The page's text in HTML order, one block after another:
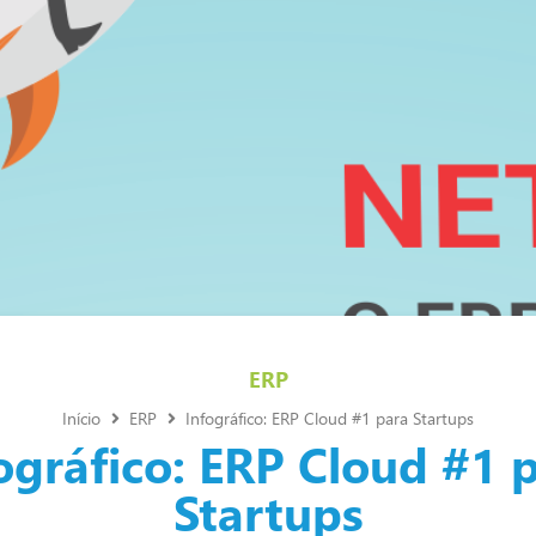
ERP
Início ERP Infográfico: ERP Cloud #1 para Startups
ERP Cloud #1
Startups